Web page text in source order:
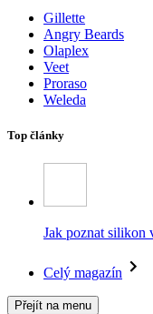
Gillette
Angry Beards
Olaplex
Veet
Proraso
Weleda
Top články
Jak poznat silikon
Celý magazín
Přejít na menu